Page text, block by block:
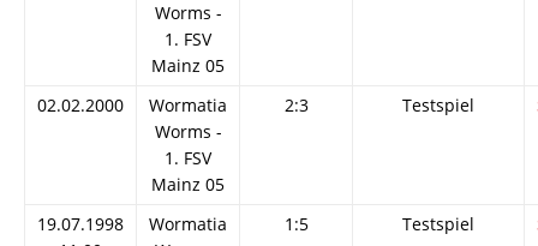
Worms -
1. FSV
Mainz 05
02.02.2000
Wormatia
Worms -
1. FSV
Mainz 05
2:3 Testspiel
19.07.1998
Wormatia
1:5 Testspiel